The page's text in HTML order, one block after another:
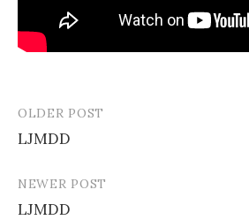
Post
navigation
OLDER POST
LJMDD
NEWER POST
LJMDD